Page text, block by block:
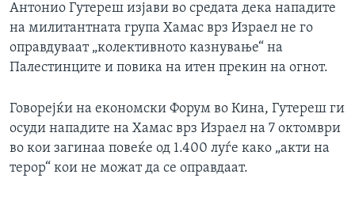
Антонио Гутереш изјави во средата дека нападите
на милитантната група Хамас врз Израел не го
оправдуваат „колективното казнување“ на
Палестинците и повика на итен прекин на огнот.
Говорејќи на економски Форум во Кина, Гутереш ги
осуди нападите на Хамас врз Израел на 7 октомври
во кои загинаа повеќе од 1.400 луѓе како „акти на
терор“ кои не можат да се оправдаат.